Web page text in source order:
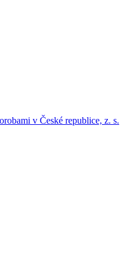
v České republice, z. s.